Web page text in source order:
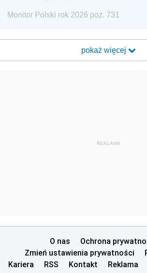
Monitor Polski rok 2026 poz. 731
pokaż więcej
REKLAMA
O nas
Ochrona
Zmień ustawienia prywatności
Kariera
RSS Kontakt Reklama